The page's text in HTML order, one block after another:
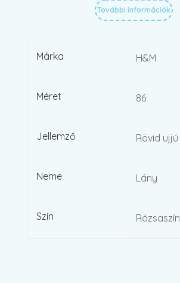
További információk
Márka H&M
Méret 86
Jellemző Rövid ujjú
Neme Lány
Szín Rózsaszín